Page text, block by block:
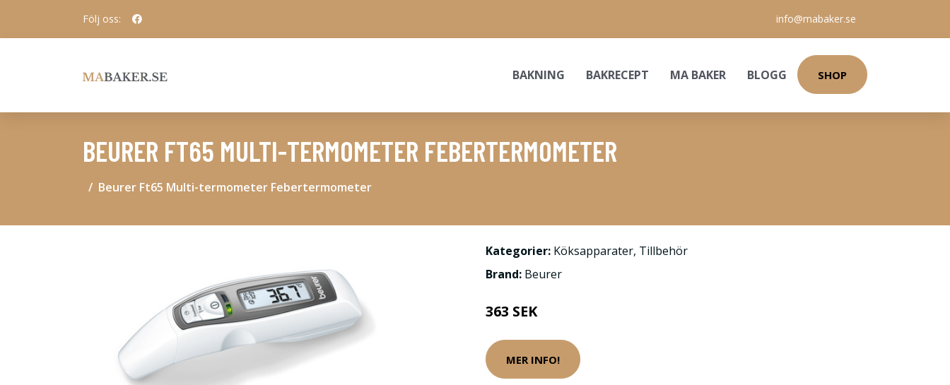
Följ oss: info@mabaker.se
BAKNING BAKRECEPT MA BAKER BLOGG SHOP
BEURER FT65 MULTI-TERMOMETER FEBERTERMOMETER
Beurer Ft65 Multi-termometer Febertermometer
Kategorier: Köksapparater, Tillbehör
Brand: Beurer
363 SEK
MER INFO!